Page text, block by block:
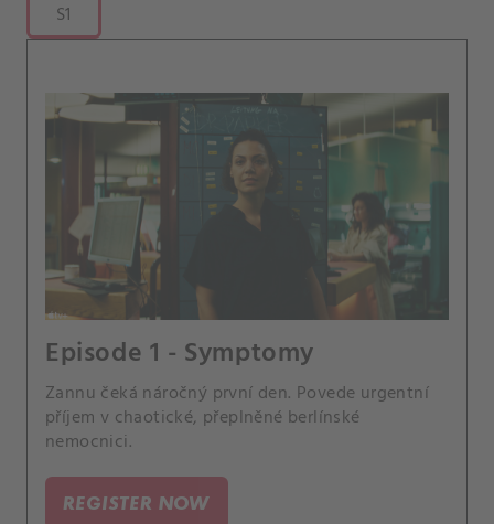
S1
Episode 1 - Symptomy
Zannu čeká náročný první den. Povede urgentní
příjem v chaotické, přeplněné berlínské
nemocnici.
REGISTER NOW